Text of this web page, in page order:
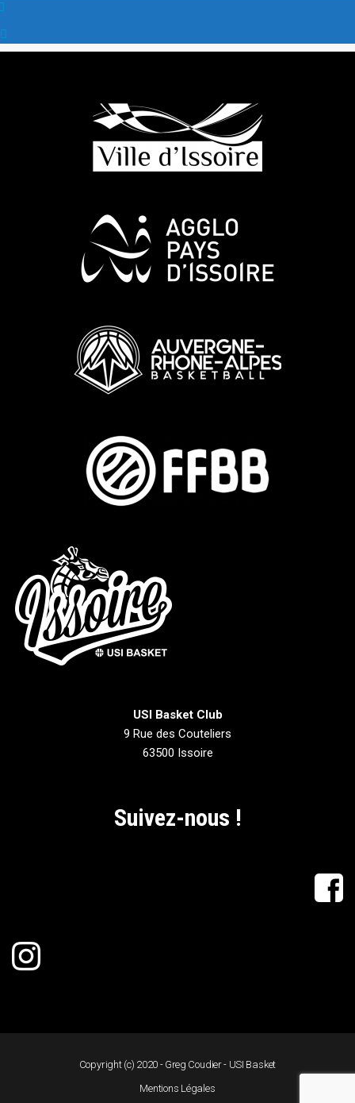
USI Basket Club
9 Rue des Couteliers
63500 Issoire
Suivez-nous !
Copyright (c) 2020 - Greg Coudier - USI Basket
Mentions Légales